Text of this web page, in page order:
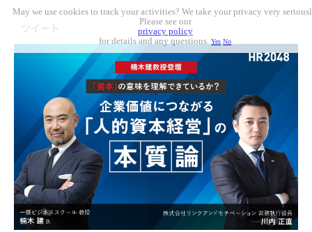
ツイート
May we use cookies to track your activities? We take your privacy very
Please see our
privacy policy
for details and any questions.Yes No